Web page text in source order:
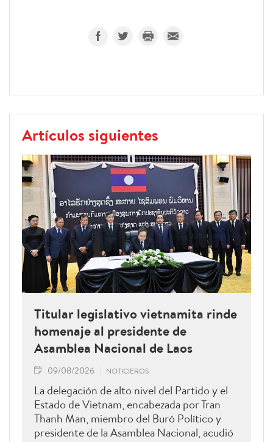
Artículos siguientes
Titular legislativo vietnamita rinde
homenaje al presidente de
Asamblea Nacional de Laos
09/08/2026 NOTICIEROS
La delegación de alto nivel del Partido y el
Estado de Vietnam, encabezada por Tran
Thanh Man, miembro del Buró Político y
presidente de la Asamblea Nacional, acudió